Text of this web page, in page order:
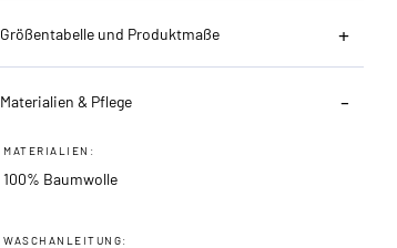
Größentabelle und Produktmaße
Materialien & Pflege
MATERIALIEN:
100% Baumwolle
WASCHANLEITUNG: